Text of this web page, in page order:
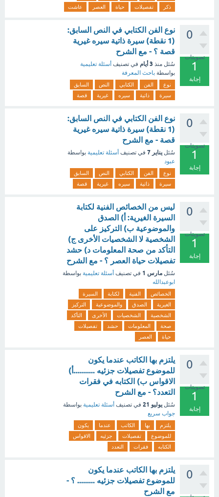
ذكر
تفصيلات حياة العصر عاشت
0
تصويتات
1
إجابة
نوع الفن الكتابي في النص السابق:
(1 نقطة) سيرة ذاتية سيره غيرية
قصة ؟ - مع الشرح
سُئل منذ 3 أيام في تصنيف أسئلة تعليمية
بواسطة باحث المعرفة
نوع الفن الكتابي النص
السابق
سيرة
ذاتية سيره غيرية قصة
0
تصويتات
1
إجابة
نوع الفن الكتابي في النص السابق:
(1 نقطة) سيرة ذاتية سيره غيرية
قصة - مع الشرح
سُئل يناير 7 في تصنيف أسئلة تعليمية بواسطة
عبود
نوع الفن الكتابي النص
السابق
سيرة
ذاتية سيره غيرية قصة
0
تصويتات
1
إجابة
ليس من الخصائص الفنية لكتابة
السيرة الغيرية: أ) الصدق
والموضوعية ب) التركيز على
الشخصية لا الشخصيات الأخرى ج)
التأكد من صحة المعلومات د) حشد
تفصيلات حياة العصر ؟ - مع الشرح
سُئل مارس 1 في تصنيف أسئلة تعليمية بواسطة
ابوعبدالله
الخصائص الفنية لكتابة
السيرة
الغيرية
الصدق والموضوعية
التركيز
الشخصية
الشخصيات الأخرى
التأكد
صحة
المعلومات حشد
تفصيلات
حياة
العصر
0
تصويتات
1
إجابة
يلتزم بها الكاتب عندما يكون
للموضوع تفصيلات جزئيه ...........أ)
الاقواس ب) الكتابه في فقرات
التعدد؟ - مع الشرح
سُئل يوليو 21 في تصنيف أسئلة تعليمية بواسطة
جواب سريع
يلتزم بها الكاتب عندما
يكون
للموضوع
تفصيلات جزئيه
الاقواس
الكتابه
فقرات التعدد
0
يلتزم بها الكاتب عندما يكون
للموضوع تفصيلات جزئيه ......... ؟ -
مع الشرح